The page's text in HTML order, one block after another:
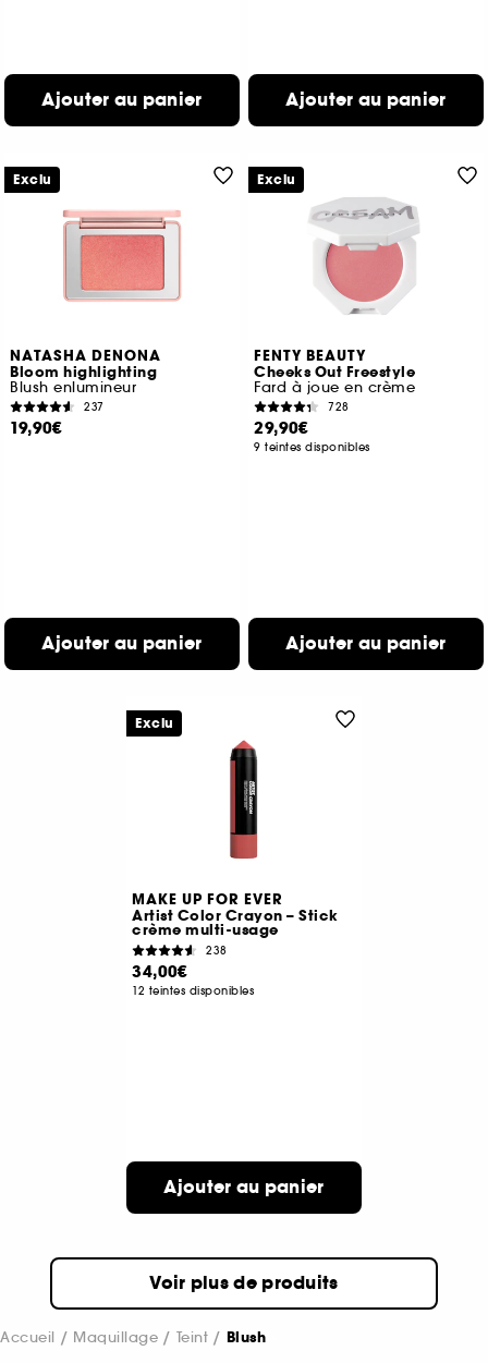
Ajouter au panier Ajouter au panier
NATASHA DENONA
Bloom highlighting
Blush enlumineur
237
19,90€
Ajouter au panier
Exclu
FENTY BEAUTY
Cheeks Out Freestyle
Fard à joue en crème
728
29,90€
9 teintes disponibles
Ajouter au panier
Exclu
MAKE UP FOR EVER
Artist Color Crayon – Stick
crème multi-usage
238
34,00€
12 teintes disponibles
Ajouter au panier
Exclu
Voir plus de produits
Accueil Maquillage Teint Blush